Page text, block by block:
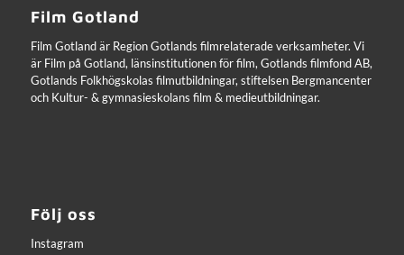
Film Gotland
Film Gotland är Region Gotlands filmrelaterade verksamheter. Vi
är Film på Gotland, länsinstitutionen för film, Gotlands filmfond AB,
Gotlands Folkhögskolas filmutbildningar, stiftelsen Bergmancenter
och Kultur- & gymnasieskolans film & medieutbildningar.
Följ oss
Instagram